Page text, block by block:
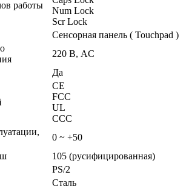
работы
Num Lock
Scr Lock
Сенсорная панель ( Touchpad )
220 В, AC
Да
CE
FCC
UL
CСС
0 ~ +50
105 (русифицированная)
PS/2
Сталь